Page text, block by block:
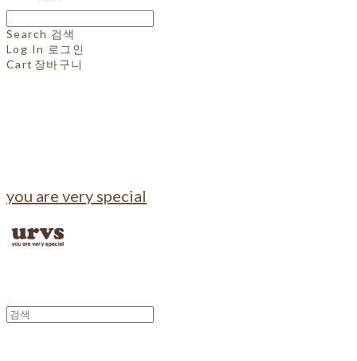
Search 검색
Log In 로그인
Cart 장바구니
you are very special